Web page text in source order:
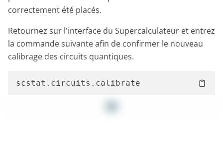
correctement été placés.
Retournez sur l'interface du Supercalculateur et entrez
la commande suivante afin de confirmer le nouveau
calibrage des circuits quantiques.